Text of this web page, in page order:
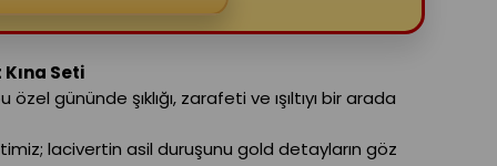
Seti
gününde şıklığı, zarafeti ve ışıltıyı bir arada
lacivertin asil duruşunu gold detayların göz